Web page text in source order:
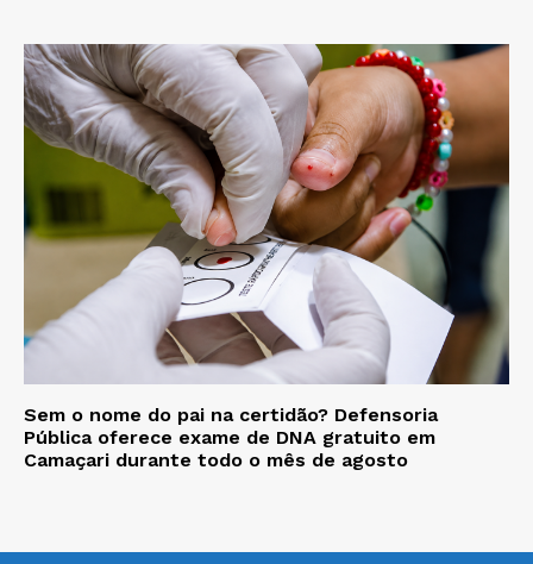
Sem o nome do pai na certidão? Defensoria
Pública oferece exame de DNA gratuito em
Camaçari durante todo o mês de agosto